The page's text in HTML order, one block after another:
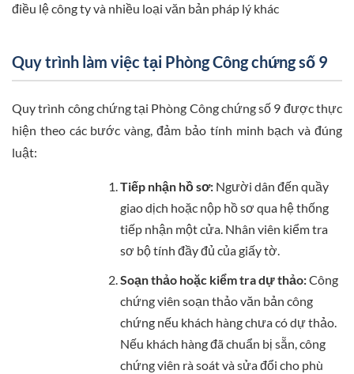
điều lệ công ty và nhiều loại văn bản pháp lý khác
Quy trình làm việc tại Phòng Công chứng số 9
Quy trình công chứng tại Phòng Công chứng số 9 được thực
hiện theo các bước vàng, đảm bảo tính minh bạch và đúng
luật:
Tiếp nhận hồ sơ: Người dân đến quầy
giao dịch hoặc nộp hồ sơ qua hệ thống
tiếp nhận một cửa. Nhân viên kiểm tra
sơ bộ tính đầy đủ của giấy tờ.
Soạn thảo hoặc kiểm tra dự thảo:Công
chứng viên soạn thảo văn bản công
chứng nếu khách hàng chưa có dự thảo.
Nếu khách hàng đã chuẩn bị sẵn, công
chứng viên rà soát và sửa đổi cho phù